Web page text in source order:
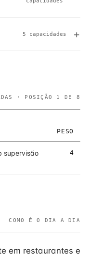
5 capacidades
· POSIÇÃO 1 DE 8
PESO
supervisão
4
COMO É O DIA A DIA
em restaurantes e